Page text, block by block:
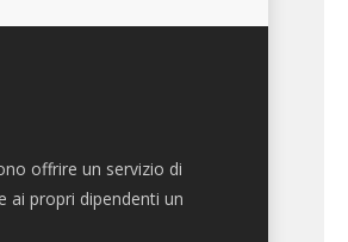
offrire un servizio di
ai propri dipendenti un